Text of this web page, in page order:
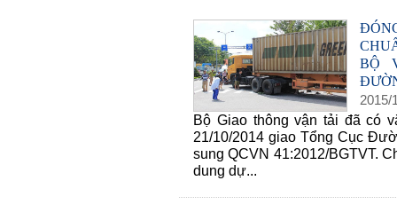
BỘ
2015/
Bộ Giao thông vận tải đã có
21/10/2014 giao Tổng Cục
sung QCVN 41:2012/BGTVT.
dung dự...